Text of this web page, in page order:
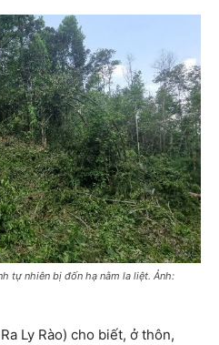
tự nhiên bị đốn hạ nằm la liệt. Ảnh:
Ly Rào) cho biết, ở thôn,